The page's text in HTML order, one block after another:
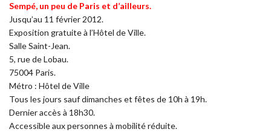
Sempé, un peu de Paris et d’ailleurs.
Jusqu’au 11 février 2012.
Exposition gratuite à l’Hôtel de Ville.
Salle Saint-Jean.
5, rue de Lobau.
75004 Paris.
Métro : Hôtel de Ville
Tous les jours sauf dimanches et fêtes de 10h à 19h.
Dernier accès à 18h30.
Accessible aux personnes à mobilité réduite.